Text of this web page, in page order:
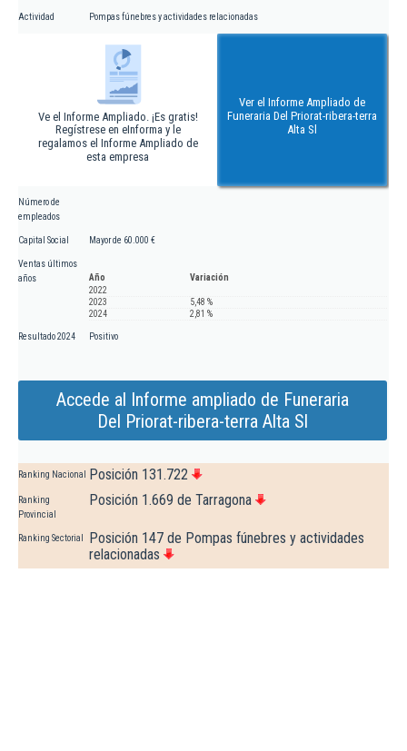
Actividad Pompas fúnebres y actividades relacionadas
Ve el Informe Ampliado. ¡Es gratis!
Regístrese en eInforma y le
regalamos el Informe Ampliado de
esta empresa
Ver el Informe Ampliado de
Funeraria Del Priorat-ribera-terra
Alta Sl
Número de
empleados
Capital Social Mayor de 60.000 €
Ventas últimos
años
Año
Variación
2022
2023
5,48 %
2024
2,81 %
Resultado 2024 Positivo
Accede al Informe ampliado de Funeraria
Del Priorat-ribera-terra Alta Sl
Ranking Nacional Posición 131.722
Ranking
Provincial
Posición 1.669 de Tarragona
Ranking Sectorial
Posición 147 de Pompas fúnebres y actividades
relacionadas